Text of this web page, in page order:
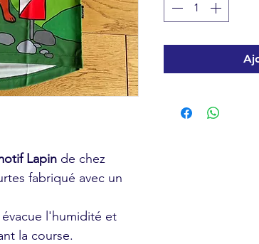
Lapin de chez
fabriqué avec un
l'humidité et
la course.